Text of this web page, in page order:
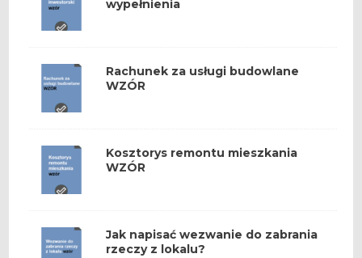
wypełnienia
Rachunek za usługi budowlane
WZÓR
Kosztorys remontu mieszkania
WZÓR
Jak napisać wezwanie do zabrania
rzeczy z lokalu?